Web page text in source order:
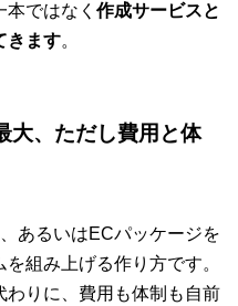
ではなく 作成サービスと
きます。
大、ただし費用と体
あるいはECパッケージを
組み上げる作り方です。
りに、費用も体制も自前